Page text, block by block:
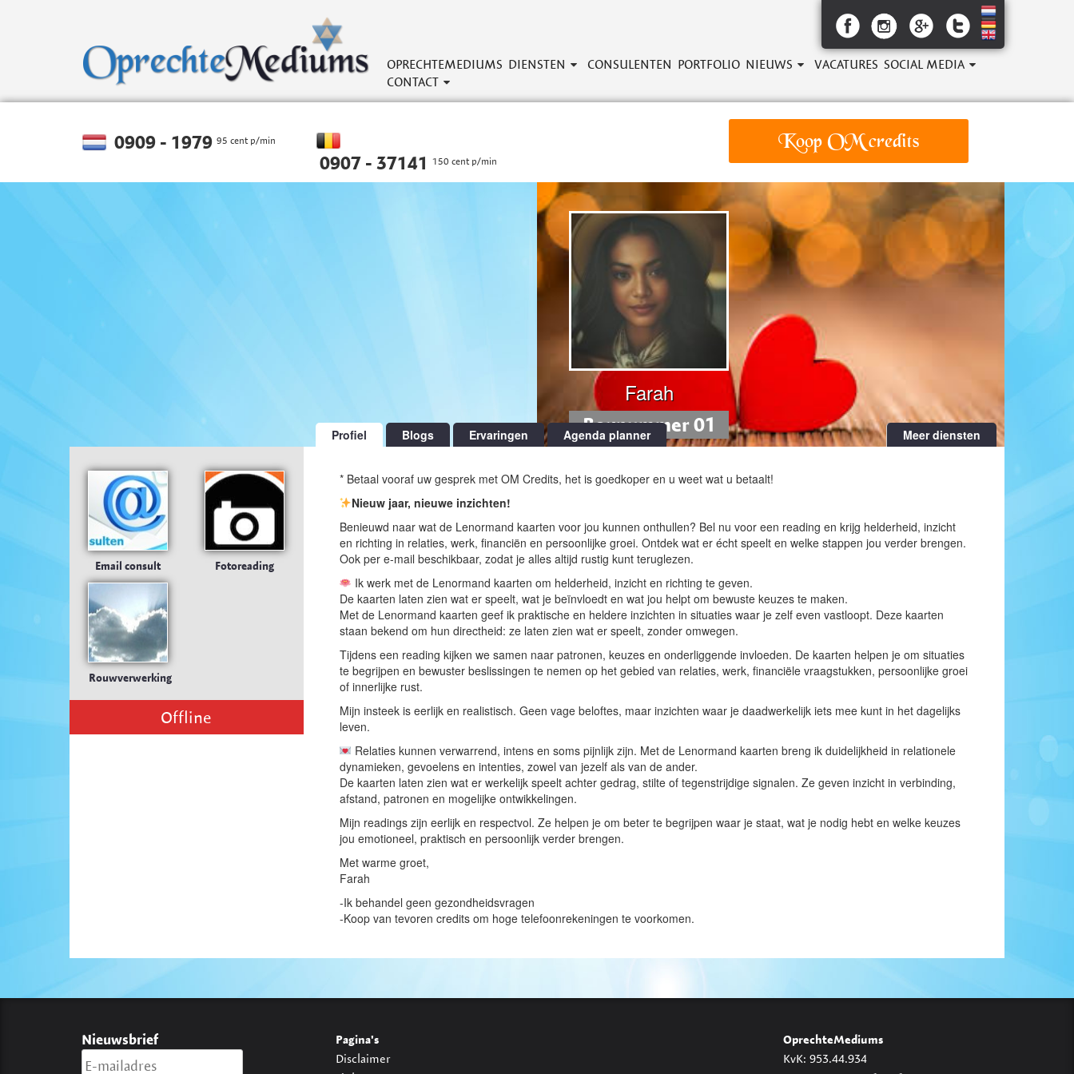
OPRECHTEMEDIUMS DIENSTEN CONSULENTEN PORTFOLIO NIEUWS VACATURES SOCIAL MEDIA
CONTACT
0909 - 1979 95 cent p/min
0907 - 37141 150 cent p/min
Koop OM credits
Farah
Boxnummer 01
Email consult Fotoreading
Rouwverwerking
Offline
Profiel Blogs Ervaringen Agenda planner Meer diensten
* Betaal vooraf uw gesprek met OM Credits, het is goedkoper en u weet wat u betaalt!
Nieuw jaar, nieuwe inzichten!
Benieuwd naar wat de Lenormand kaarten voor jou kunnen onthullen? Bel nu voor een reading en krijg helderheid, inzicht
en richting in relaties, werk, financiën en persoonlijke groei. Ontdek wat er écht speelt en welke stappen jou verder brengen.
Ook per e-mail beschikbaar, zodat je alles altijd rustig kunt teruglezen.
Ik werk met de Lenormand kaarten om helderheid, inzicht en richting te geven.
De kaarten laten zien wat er speelt, wat je beïnvloedt en wat jou helpt om bewuste keuzes te maken.
Met de Lenormand kaarten geef ik praktische en heldere inzichten in situaties waar je zelf even vastloopt. Deze kaarten
staan bekend om hun directheid: ze laten zien wat er speelt, zonder omwegen.
Tijdens een reading kijken we samen naar patronen, keuzes en onderliggende invloeden. De kaarten helpen je om situaties
te begrijpen en bewuster beslissingen te nemen op het gebied van relaties, werk, financiële vraagstukken, persoonlijke groei
of innerlijke rust.
Mijn insteek is eerlijk en realistisch. Geen vage beloftes, maar inzichten waar je daadwerkelijk iets mee kunt in het dagelijks
leven.
Relaties kunnen verwarrend, intens en soms pijnlijk zijn. Met de Lenormand kaarten breng ik duidelijkheid in relationele
dynamieken, gevoelens en intenties, zowel van jezelf als van de ander.
De kaarten laten zien wat er werkelijk speelt achter gedrag, stilte of tegenstrijdige signalen. Ze geven inzicht in verbinding,
afstand, patronen en mogelijke ontwikkelingen.
Mijn readings zijn eerlijk en respectvol. Ze helpen je om beter te begrijpen waar je staat, wat je nodig hebt en welke keuzes
jou emotioneel, praktisch en persoonlijk verder brengen.
Met warme groet,
Farah
-Ik behandel geen gezondheidsvragen
-Koop van tevoren credits om hoge telefoonrekeningen te voorkomen.
Nieuwsbrief
Pagina's
Disclaimer
OprechteMediums
KvK: 953.44.934